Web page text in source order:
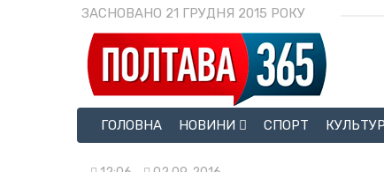
ЗАСНОВАНО 21 ГРУДНЯ 2015 РОКУ
ГОЛОВНА
НОВИНИ СПОРТ